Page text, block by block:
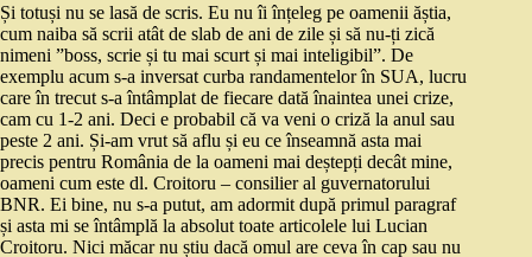
Și totuși nu se lasă de scris. Eu nu îi înțeleg pe oamenii ăștia,
cum naiba să scrii atât de slab de ani de zile și să nu-ți zică
nimeni ”boss, scrie și tu mai scurt și mai inteligibil”. De
exemplu acum s-a inversat curba randamentelor în SUA, lucru
care în trecut s-a întâmplat de fiecare dată înaintea unei crize,
cam cu 1-2 ani. Deci e probabil că va veni o criză la anul sau
peste 2 ani. Și-am vrut să aflu și eu ce înseamnă asta mai
precis pentru România de la oameni mai deștepți decât mine,
oameni cum este dl. Croitoru – consilier al guvernatorului
BNR. Ei bine, nu s-a putut, am adormit după primul paragraf
și asta mi se întâmplă la absolut toate articolele lui Lucian
Croitoru. Nici măcar nu știu dacă omul are ceva în cap sau nu